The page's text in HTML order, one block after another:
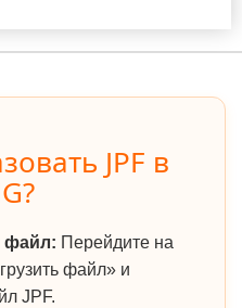
JPF в
файл: Перейдите на
файл» и
JPF.